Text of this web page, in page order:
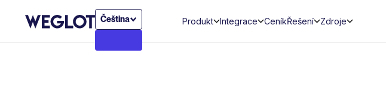
Čeština Produkt Integrace CeníkŘešení Zdroje